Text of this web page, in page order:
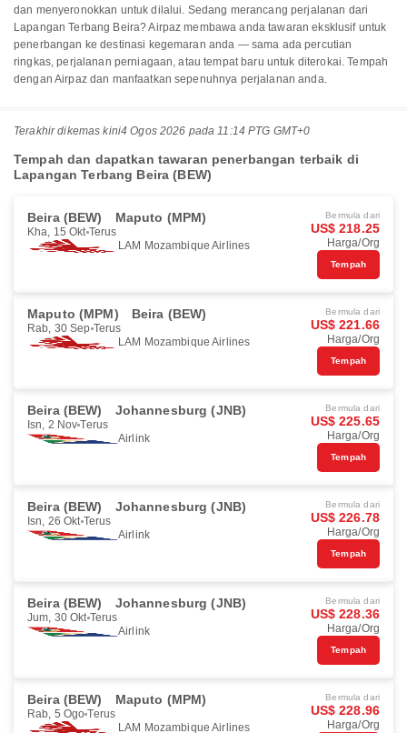
dan menyeronokkan untuk dilalui. Sedang merancang perjalanan dari
Lapangan Terbang Beira? Airpaz membawa anda tawaran eksklusif untuk
penerbangan ke destinasi kegemaran anda — sama ada percutian
ringkas, perjalanan perniagaan, atau tempat baru untuk diterokai. Tempah
dengan Airpaz dan manfaatkan sepenuhnya perjalanan anda.
Terakhir dikemas kini4 Ogos 2026 pada 11:14 PTG GMT+0
Tempah dan dapatkan tawaran penerbangan terbaik di
Lapangan Terbang Beira (BEW)
Beira (BEW) Maputo (MPM)
Kha, 15 Okt Terus
LAM Mozambique Airlines
Bermula dari
US$ 218.25
Harga/Org
Tempah
Maputo (MPM) Beira (BEW)
Rab, 30 Sep Terus
LAM Mozambique Airlines
Bermula dari
US$ 221.66
Harga/Org
Tempah
Beira (BEW) Johannesburg (JNB)
Isn, 2 Nov Terus
Airlink
Bermula dari
US$ 225.65
Harga/Org
Tempah
Beira (BEW) Johannesburg (JNB)
Isn, 26 Okt Terus
Airlink
Bermula dari
US$ 226.78
Harga/Org
Tempah
Beira (BEW) Johannesburg (JNB)
Jum, 30 Okt Terus
Airlink
Bermula dari
US$ 228.36
Harga/Org
Tempah
Beira (BEW) Maputo (MPM)
Rab, 5 Ogo Terus
LAM Mozambique Airlines
Bermula dari
US$ 228.96
Harga/Org